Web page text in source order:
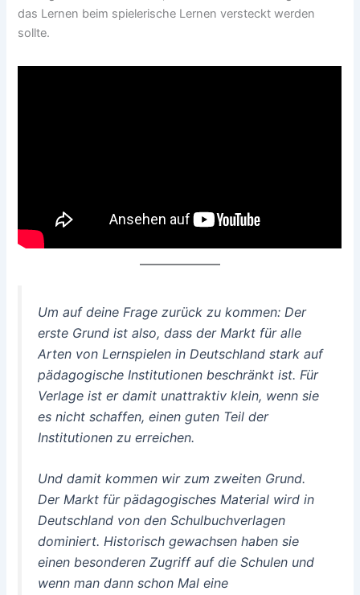
das Lernen beim spielerische Lernen versteckt werden
sollte.
Um auf deine Frage zurück zu kommen: Der
erste Grund ist also, dass der Markt für alle
Arten von Lernspielen in Deutschland stark auf
pädagogische Institutionen beschränkt ist. Für
Verlage ist er damit unattraktiv klein, wenn sie
es nicht schaffen, einen guten Teil der
Institutionen zu erreichen.
Und damit kommen wir zum zweiten Grund.
Der Markt für pädagogisches Material wird in
Deutschland von den Schulbuchverlagen
dominiert. Historisch gewachsen haben sie
einen besonderen Zugriff auf die Schulen und
wenn man dann schon Mal eine